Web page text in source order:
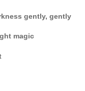
gently, gently
magic